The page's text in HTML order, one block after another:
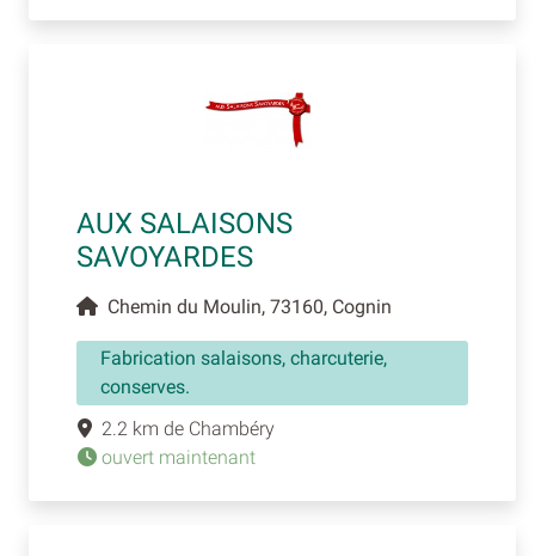
AUX SALAISONS
SAVOYARDES
Chemin du Moulin, 73160, Cognin
Fabrication salaisons, charcuterie,
conserves.
2.2 km de Chambéry
ouvert maintenant